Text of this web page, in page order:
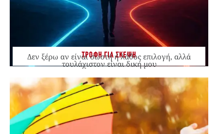
ΤΡΟΦΗ ΓΙΑ ΣΚΕΨΗ
Δεν ξέρω αν είναι σωστή ή λάθος επιλογή, αλλά
τουλάχιστον είναι δική μου